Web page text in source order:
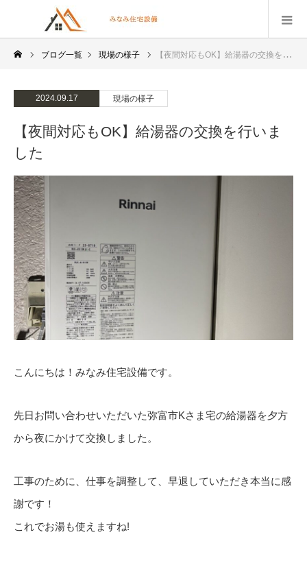
ブログ一覧 現場の様子 【夜間対応もOK】給湯器の交換を行いました
2024.09.17 現場の様子
【夜間対応もOK】給湯器の交換を行いま
した
こんにちは！みなみ住宅設備です。
先日お問い合わせいただいた弥富市Kさま宅の給湯器を夕方
から夜にかけて交換しました。
工事のために、仕事を調整して、早退していただき本当に感
謝です！
これでお湯も使えますね!